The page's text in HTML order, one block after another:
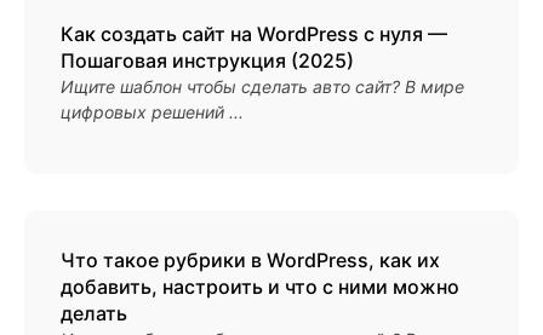
Как создать сайт на WordPress с нуля —
Пошаговая инструкция (2025)
Ищите шаблон чтобы сделать авто сайт? В мире
цифровых решений ...
Что такое рубрики в WordPress, как их
добавить, настроить и что с ними можно
делать